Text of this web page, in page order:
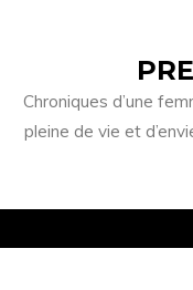
Chroniques d’une
pleine de vie et